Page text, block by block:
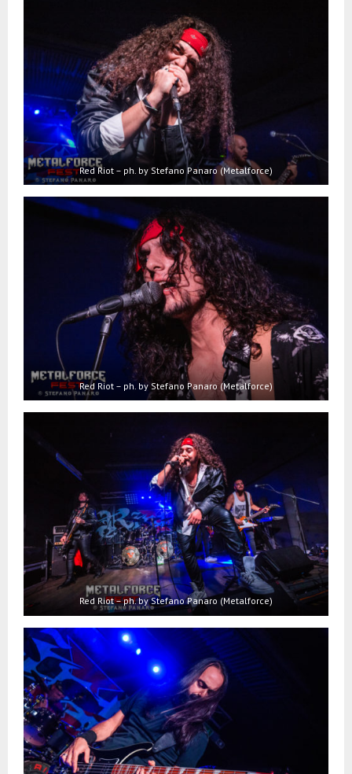
Red Riot – ph. by Stefano Panaro (Metalforce)
Red Riot – ph. by Stefano Panaro (Metalforce)
Red Riot – ph. by Stefano Panaro (Metalforce)